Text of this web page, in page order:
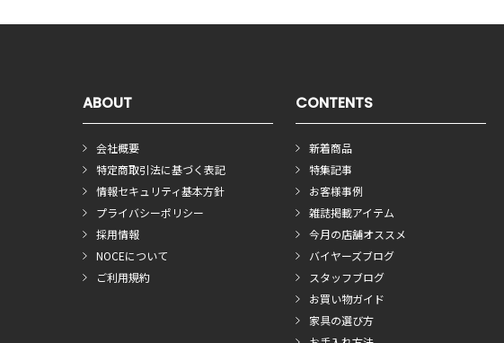
ABOUT
会社概要
特定商取引法に基づく表記
情報セキュリティ基本方針
プライバシーポリシー
採用情報
NOCEについて
ご利用規約
CONTENTS
新着商品
特集記事
お客様事例
雑誌掲載アイテム
今月の店舗オススメ
バイヤーズブログ
スタッフブログ
お買い物ガイド
家具の選び方